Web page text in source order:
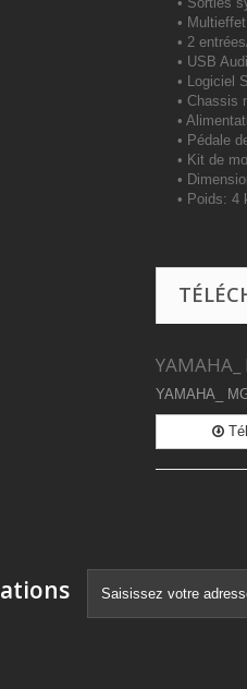
•
• 2
• USB
• Logiciel
• Chassis
•
• Pédale
• Kit de
•
• Poids: 4
YAMAHA_